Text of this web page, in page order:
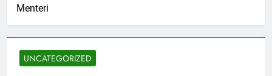
Menteri
UNCATEGORIZED